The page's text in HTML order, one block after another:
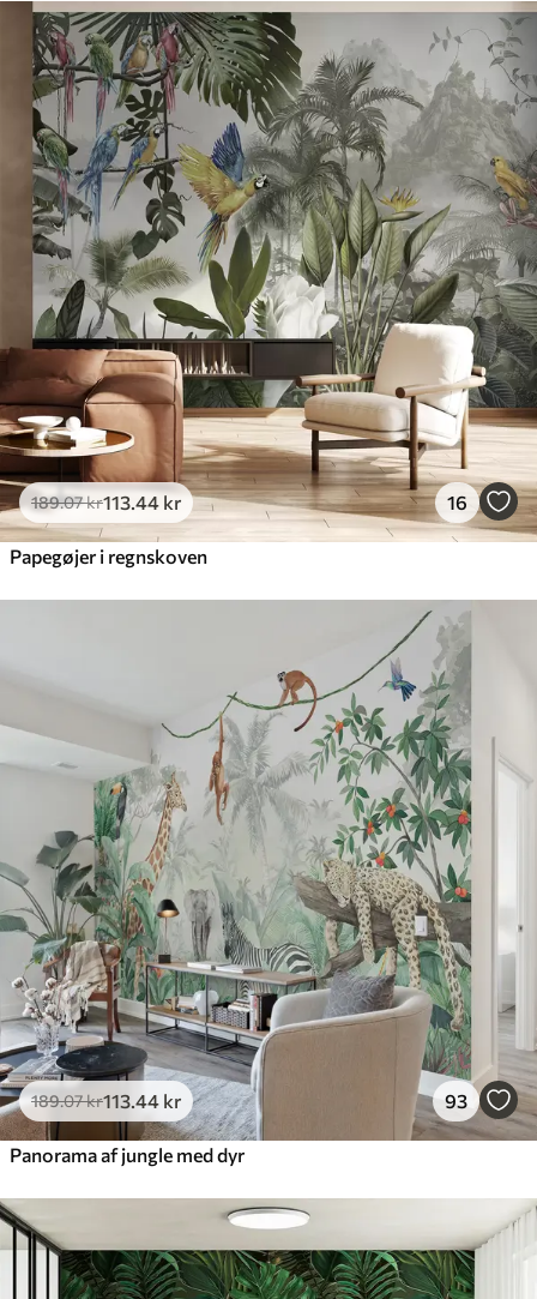
189.07kr113 .44 kr 16
Papegøjer i regnskoven
189.07kr113 .44 kr 93
Panorama af jungle med dyr